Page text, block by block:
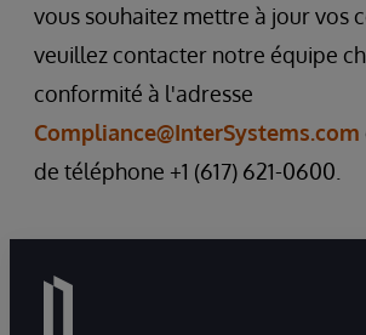
vous souhaitez mettre à jour vos
veuillez contacter notre équipe
conformité à l'adresse
Compliance@InterSystems.com
de téléphone +1 (617) 621-0600.